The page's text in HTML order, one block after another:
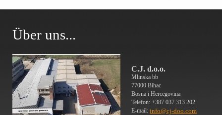
Über uns...
C.J. d.o.o.
Mlinska bb
77000 Bihac
Bosna i Hercegovina
Telefon: +387 037 313 202
E-mail: info@cj-doo.com